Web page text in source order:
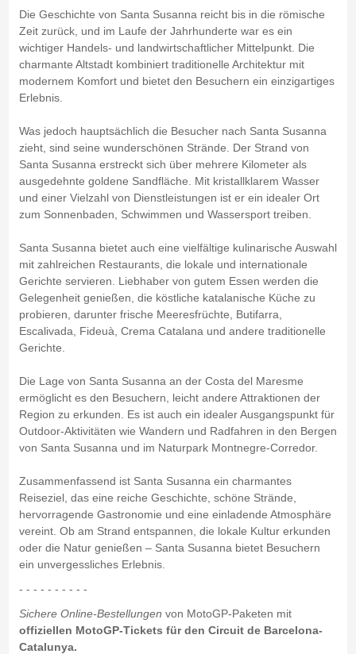
Die Geschichte von Santa Susanna reicht bis in die römische
Zeit zurück, und im Laufe der Jahrhunderte war es ein
wichtiger Handels- und landwirtschaftlicher Mittelpunkt. Die
charmante Altstadt kombiniert traditionelle Architektur mit
modernem Komfort und bietet den Besuchern ein einzigartiges
Erlebnis.
Was jedoch hauptsächlich die Besucher nach Santa Susanna
zieht, sind seine wunderschönen Strände. Der Strand von
Santa Susanna erstreckt sich über mehrere Kilometer als
ausgedehnte goldene Sandfläche. Mit kristallklarem Wasser
und einer Vielzahl von Dienstleistungen ist er ein idealer Ort
zum Sonnenbaden, Schwimmen und Wassersport treiben.
Santa Susanna bietet auch eine vielfältige kulinarische Auswahl
mit zahlreichen Restaurants, die lokale und internationale
Gerichte servieren. Liebhaber von gutem Essen werden die
Gelegenheit genießen, die köstliche katalanische Küche zu
probieren, darunter frische Meeresfrüchte, Butifarra,
Escalivada, Fideuà, Crema Catalana und andere traditionelle
Gerichte.
Die Lage von Santa Susanna an der Costa del Maresme
ermöglicht es den Besuchern, leicht andere Attraktionen der
Region zu erkunden. Es ist auch ein idealer Ausgangspunkt für
Outdoor-Aktivitäten wie Wandern und Radfahren in den Bergen
von Santa Susanna und im Naturpark Montnegre-Corredor.
Zusammenfassend ist Santa Susanna ein charmantes
Reiseziel, das eine reiche Geschichte, schöne Strände,
hervorragende Gastronomie und eine einladende Atmosphäre
vereint. Ob am Strand entspannen, die lokale Kultur erkunden
oder die Natur genießen – Santa Susanna bietet Besuchern
ein unvergessliches Erlebnis.
- - - - - - - - - -
Sichere Online-Bestellungen von MotoGP-Paketen mit
offiziellen MotoGP-Tickets für den Circuit de Barcelona-
Catalunya.